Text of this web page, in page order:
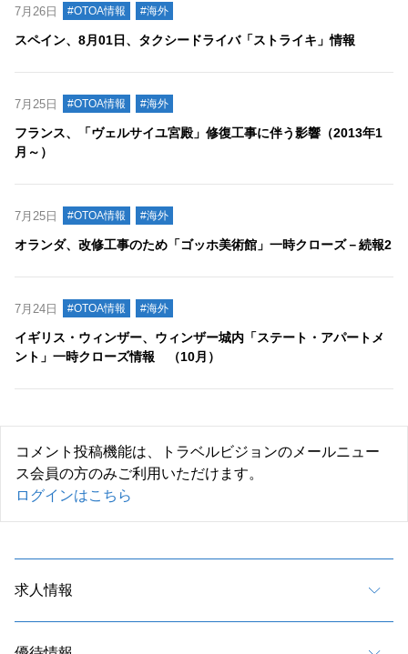
7月26日 #OTOA情報 #海外
スペイン、8月01日、タクシードライバ「ストライキ」情報
7月25日 #OTOA情報 #海外
フランス、「ヴェルサイユ宮殿」修復工事に伴う影響（2013年1
月～）
7月25日 #OTOA情報 #海外
オランダ、改修工事のため「ゴッホ美術館」一時クローズ－続報2
7月24日 #OTOA情報 #海外
イギリス・ウィンザー、ウィンザー城内「ステート・アパートメ
ント」一時クローズ情報 （10月）
コメント投稿機能は、トラベルビジョンのメールニュー
ス会員の方のみご利用いただけます。
ログインはこちら
求人情報